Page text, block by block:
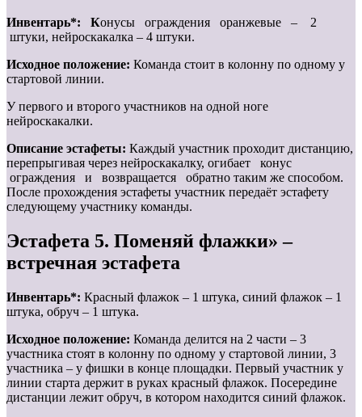
Инвентарь*: Конусы ограждения оранжевые – 2
штуки, нейроскакалка – 4 штуки.
Исходное положение: Команда стоит в колонну по одному у
стартовой линии.
У первого и второго участников на одной ноге
нейроскакалки.
Описание эстафеты: Каждый участник проходит дистанцию,
перепрыгивая через нейроскакалку, огибает конус
ограждения и возвращается обратно таким же способом.
После прохождения эстафеты участник передаёт эстафету
следующему участнику команды.
Эстафета 5. Поменяй флажки» –
встречная эстафета
Инвентарь*: Красный флажок – 1 штука, синий флажок – 1
штука, обруч – 1 штука.
Исходное положение: Команда делится на 2 части – 3
участника стоят в колонну по одному у стартовой линии, 3
участника – у фишки в конце площадки. Первый участник у
линии старта держит в руках красный флажок. Посередине
дистанции лежит обруч, в котором находится синий флажок.